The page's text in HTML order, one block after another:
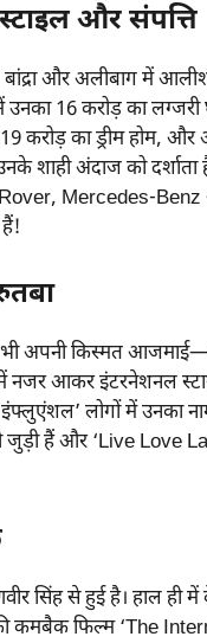
और संपत्ति
बांद्रा और अलीबाग में
16 करोड़ का लग्जरी
करोड़ का ड्रीम होम, और
शाही अंदाज को
Mercedes-
हैं!
भी अपनी किस्मत
नजर आकर इंटरनेशनल
लोगों में उनका
जुड़ी हैं और ‘Live Love
सिंह से हुई है। हाल ही में
फिल्म ‘The